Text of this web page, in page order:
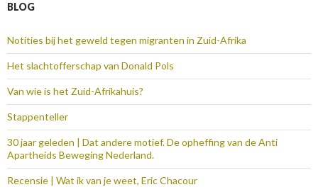
BLOG
Notities bij het geweld tegen migranten in Zuid-Afrika
Het slachtofferschap van Donald Pols
Van wie is het Zuid-Afrikahuis?
Stappenteller
30 jaar geleden | Dat andere motief. De opheffing van de Anti
Apartheids Beweging Nederland.
Recensie | Wat ik van je weet, Eric Chacour